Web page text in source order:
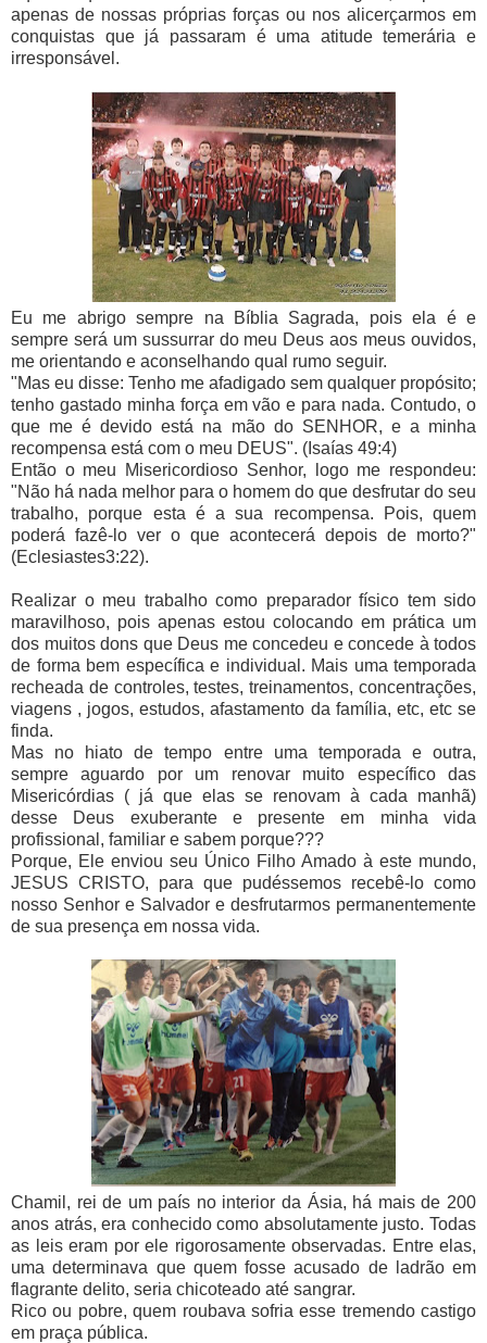
apenas de nossas próprias forças ou nos alicerçarmos em
conquistas que já passaram é uma atitude temerária e
irresponsável.
Eu me abrigo sempre na Bíblia Sagrada, pois ela é e
sempre será um sussurrar do meu Deus aos meus ouvidos,
me orientando e aconselhando qual rumo seguir.
"Mas eu disse: Tenho me afadigado sem qualquer propósito;
tenho gastado minha força em vão e para nada. Contudo, o
que me é devido está na mão do SENHOR, e a minha
recompensa está com o meu DEUS". (Isaías 49:4)
Então o meu Misericordioso Senhor, logo me respondeu:
"Não há nada melhor para o homem do que desfrutar do seu
trabalho, porque esta é a sua recompensa. Pois, quem
poderá fazê-lo ver o que acontecerá depois de morto?"
(Eclesiastes3:22).
Realizar o meu trabalho como preparador físico tem sido
maravilhoso, pois apenas estou colocando em prática um
dos muitos dons que Deus me concedeu e concede à todos
de forma bem específica e individual. Mais uma temporada
recheada de controles, testes, treinamentos, concentrações,
viagens , jogos, estudos, afastamento da família, etc, etc se
finda.
Mas no hiato de tempo entre uma temporada e outra,
sempre aguardo por um renovar muito específico das
Misericórdias ( já que elas se renovam à cada manhã)
desse Deus exuberante e presente em minha vida
profissional, familiar e sabem porque???
Porque, Ele enviou seu Único Filho Amado à este mundo,
JESUS CRISTO, para que pudéssemos recebê-lo como
nosso Senhor e Salvador e desfrutarmos permanentemente
de sua presença em nossa vida.
Chamil, rei de um país no interior da Ásia, há mais de 200
anos atrás, era conhecido como absolutamente justo. Todas
as leis eram por ele rigorosamente observadas. Entre elas,
uma determinava que quem fosse acusado de ladrão em
flagrante delito, seria chicoteado até sangrar.
Rico ou pobre, quem roubava sofria esse tremendo castigo
em praça pública.